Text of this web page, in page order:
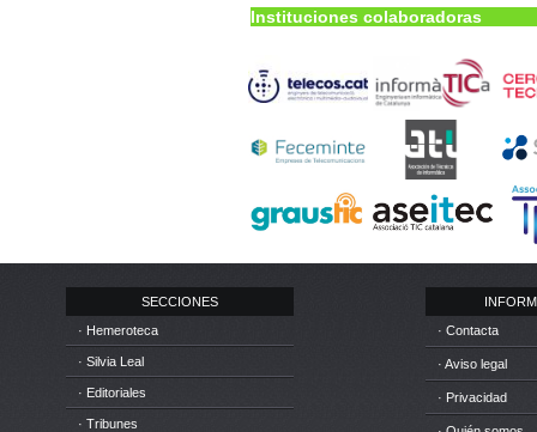
Instituciones colaboradoras
SECCIONES
· Hemeroteca
· Silvia Leal
· Editoriales
· Tribunes
· Contacta
· Aviso legal
· Privacidad